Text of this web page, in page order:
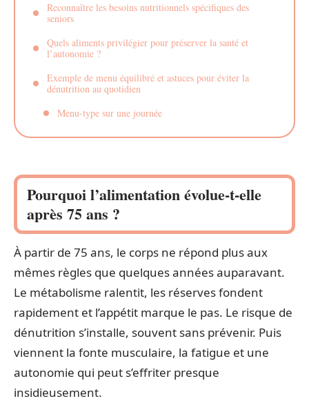
Reconnaître les besoins nutritionnels spécifiques des
seniors
Quels aliments privilégier pour préserver la santé et
l’autonomie ?
Exemple de menu équilibré et astuces pour éviter la
dénutrition au quotidien
Menu-type sur une journée
Pourquoi l’alimentation évolue-t-elle
après 75 ans ?
À partir de 75 ans, le corps ne répond plus aux
mêmes règles que quelques années auparavant.
Le métabolisme ralentit, les réserves fondent
rapidement et l’appétit marque le pas. Le risque de
dénutrition s’installe, souvent sans prévenir. Puis
viennent la fonte musculaire, la fatigue et une
autonomie qui peut s’effriter presque
insidieusement.